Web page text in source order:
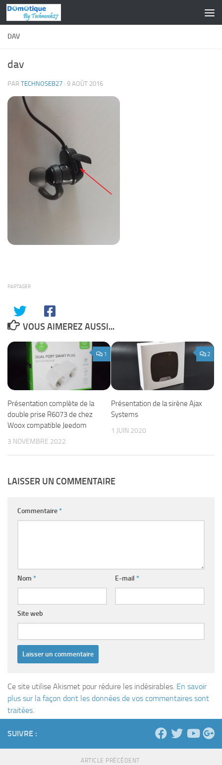
Skip to content
DAV
dav
PAR TECHNOSEB27 · 9 AOÛT 2016
PARTAGER
VOUS AIMEREZ AUSSI...
1
Présentation complète de la
double prise R6073 de chez
Woox compatible Jeedom
3 NOVEMBRE 2022
2
Présentation de la sirène Ajax
Systems
1 JUIN 2020
LAISSER UN COMMENTAIRE
Commentaire*
Nom * E-mail *
Site web
Ce site utilise Akismet pour réduire les indésirables. En savoir
plus sur la façon dont les données de vos commentaires sont
traitées.
SUIVRE :
ARTICLE PRÉCÉDENT